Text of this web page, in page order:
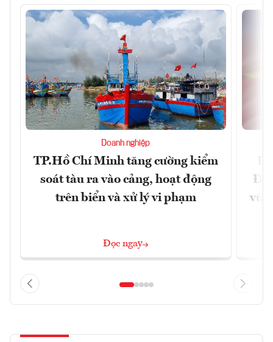
Doanh nghiệp
TP.Hồ Chí Minh tăng cường kiểm
soát tàu ra vào cảng, hoạt động
trên biển và xử lý vi phạm
Đọc ngay